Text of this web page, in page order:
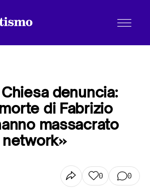
denuncia:
di Fabrizio
massacrato
0 0